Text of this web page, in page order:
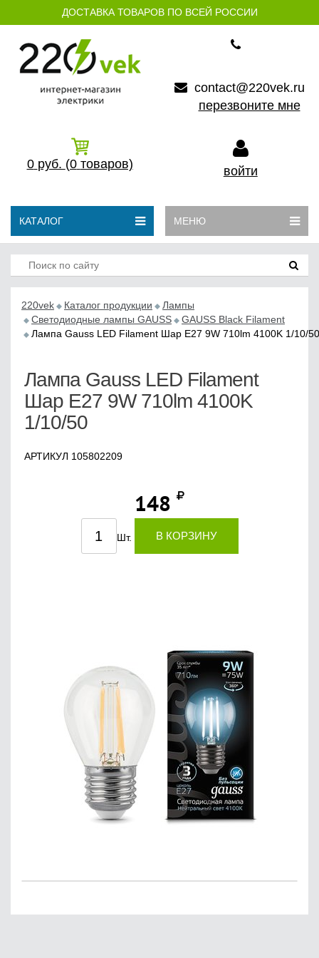
ДОСТАВКА ТОВАРОВ ПО ВСЕЙ РОССИИ
contact@220vek.ru
перезвоните мне
0 руб. (0 товаров) войти
КАТАЛОГ МЕНЮ
220vek Каталог продукции
Лампы
Светодиодные лампы GAUSS
GAUSS Black Filament
Лампа Gauss LED Filament Шар E27 9W 710lm 4100K 1/10/50
Лампа Gauss LED Filament
Шар E27 9W 710lm 4100K
1/10/50
АРТИКУЛ 105802209
148
Шт. В КОРЗИНУ